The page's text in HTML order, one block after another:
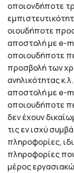
οποιονδήποτε
οιουδήποτε
αποστολή με e-
οποιουδήποτε
προσβολή των
ανηλικότητας
αποστολή με e-
οποιουδήποτε
δεν έχουν
τις εν ισχύ
πληροφορίες,
πληροφορίες
μέρος